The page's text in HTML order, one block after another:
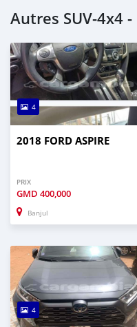
Autres SUV‒4x4
4
2018 FORD ASPIRE
PRIX
GMD 400,000
Banjul
4